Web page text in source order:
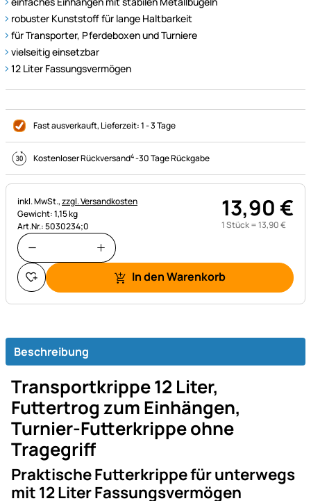
robuster Kunststoff für lange Haltbarkeit
für Transporter, Pferdeboxen und Turniere
vielseitig einsetzbar
12 Liter Fassungsvermögen
Fast ausverkauft, Lieferzeit:1 - 3 Tage
Kostenloser Rückversand4-30 Tage Rückgabe
Steuerhinweis:
inkl. MwSt.,zzgl. Versandkosten
Gewicht: 1,15 kg
Art.Nr.: 5030234;0
13,90€
1 Stück =13,90€
In den Warenkorb
Beschreibung
Transportkrippe 12 Liter,
Futtertrog zum Einhängen,
Turnier-Futterkrippe ohne
Tragegriff
Praktische Futterkrippe für unterwegs
mit 12 Liter Fassungsvermögen